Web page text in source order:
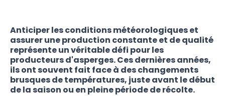
Anticiper les conditions météorologiques et
assurer une production constante et de qualité
représente un véritable défi pour les
producteurs d'asperges. Ces dernières années,
ils ont souvent fait face à des changements
brusques de températures, juste avant le début
de la saison ou en pleine période de récolte.